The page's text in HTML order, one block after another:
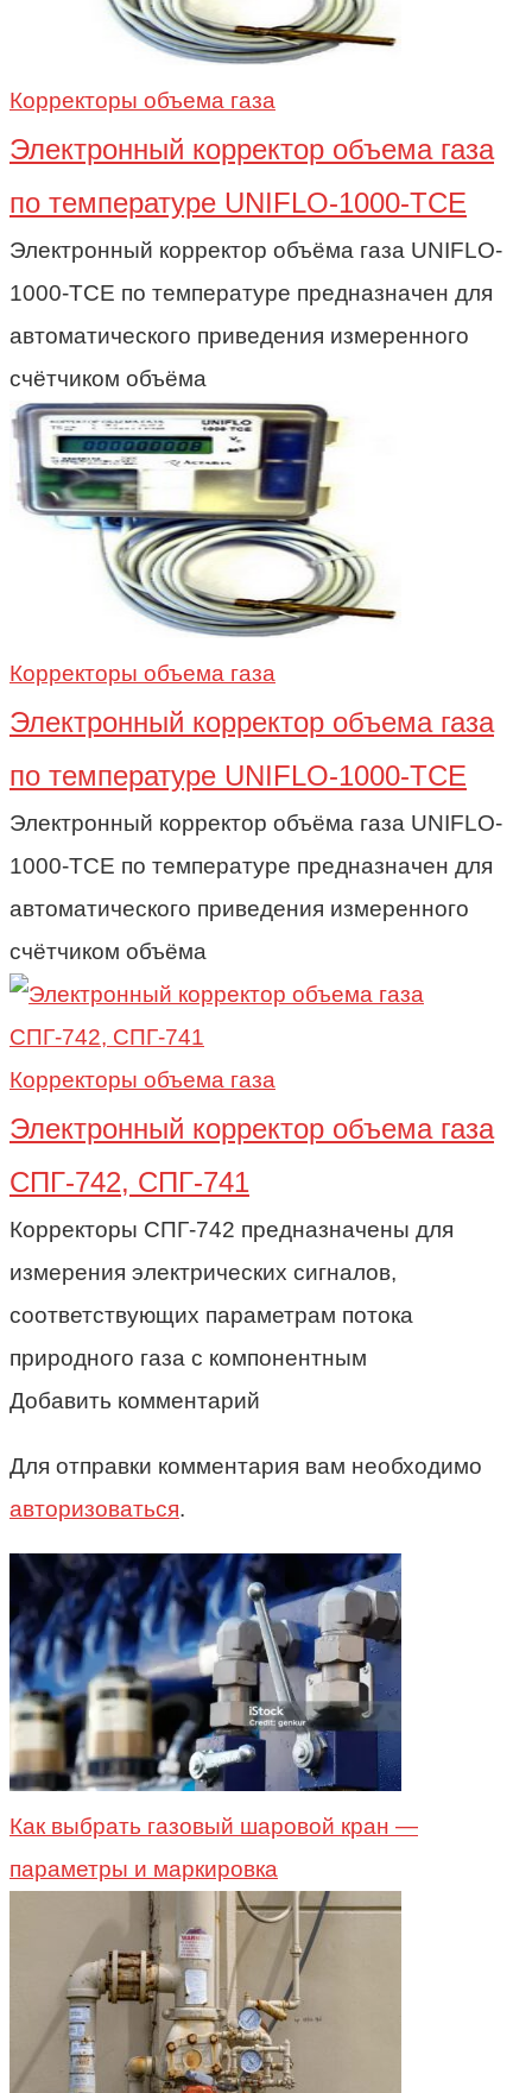
Корректоры объема газа
Электронный корректор объема газа
по температуре UNIFLO-1000-TCE
Электронный корректор объёма газа UNIFLO-
1000-TCE по температуре предназначен для
автоматического приведения измеренного
счётчиком объёма
Корректоры объема газа
Электронный корректор объема газа
по температуре UNIFLO-1000-TCE
Электронный корректор объёма газа UNIFLO-
1000-TCE по температуре предназначен для
автоматического приведения измеренного
счётчиком объёма
Корректоры объема газа
Электронный корректор объема газа
СПГ-742, СПГ-741
Корректоры СПГ-742 предназначены для
измерения электрических сигналов,
соответствующих параметрам потока
природного газа с компонентным
Добавить комментарий
Для отправки комментария вам необходимо
авторизоваться.
Как выбрать газовый шаровой кран —
параметры и маркировка